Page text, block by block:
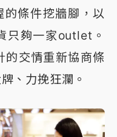
條件挖牆腳，以
只夠一家outlet。
的交情重新協商條
、力挽狂瀾。